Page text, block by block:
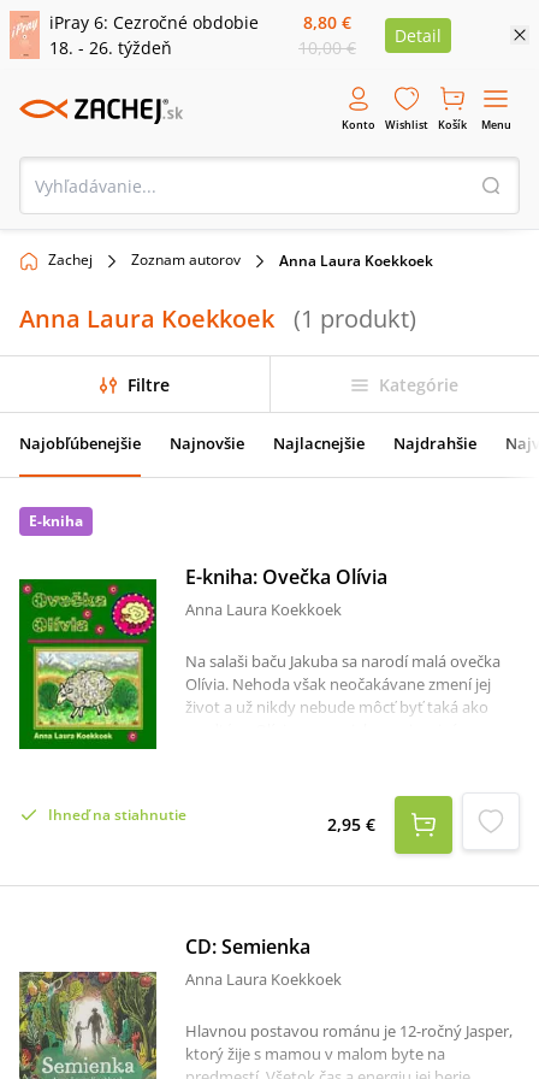
iPray 6: Cezročné obdobie
18. - 26. týždeň
8,80 €
10,00 €
Detail
Konto Wishlist Košík Menu
Zachej Zoznam autorov Anna Laura Koekkoek
Anna Laura Koekkoek (1 produkt)
Filtre Kategórie
Najobľúbenejšie Najnovšie Najlacnejšie Najdrahšie
E-kniha
E-kniha: Ovečka Olívia
Anna Laura Koekkoek
Na salaši baču Jakuba sa narodí malá ovečka
Olívia. Nehoda však neočakávane zmení jej
život a už nikdy nebude môcť byť taká ako
baču Jakuba a aj celého ovčinca. Kniha je
venovaná rodičom, ktorých dieťa je trochu iné
Ihneď na stiahnutie 2,95 €
CD: Semienka
Anna Laura Koekkoek
Hlavnou postavou románu je 12-ročný Jasper,
ktorý žije s mamou v malom byte na